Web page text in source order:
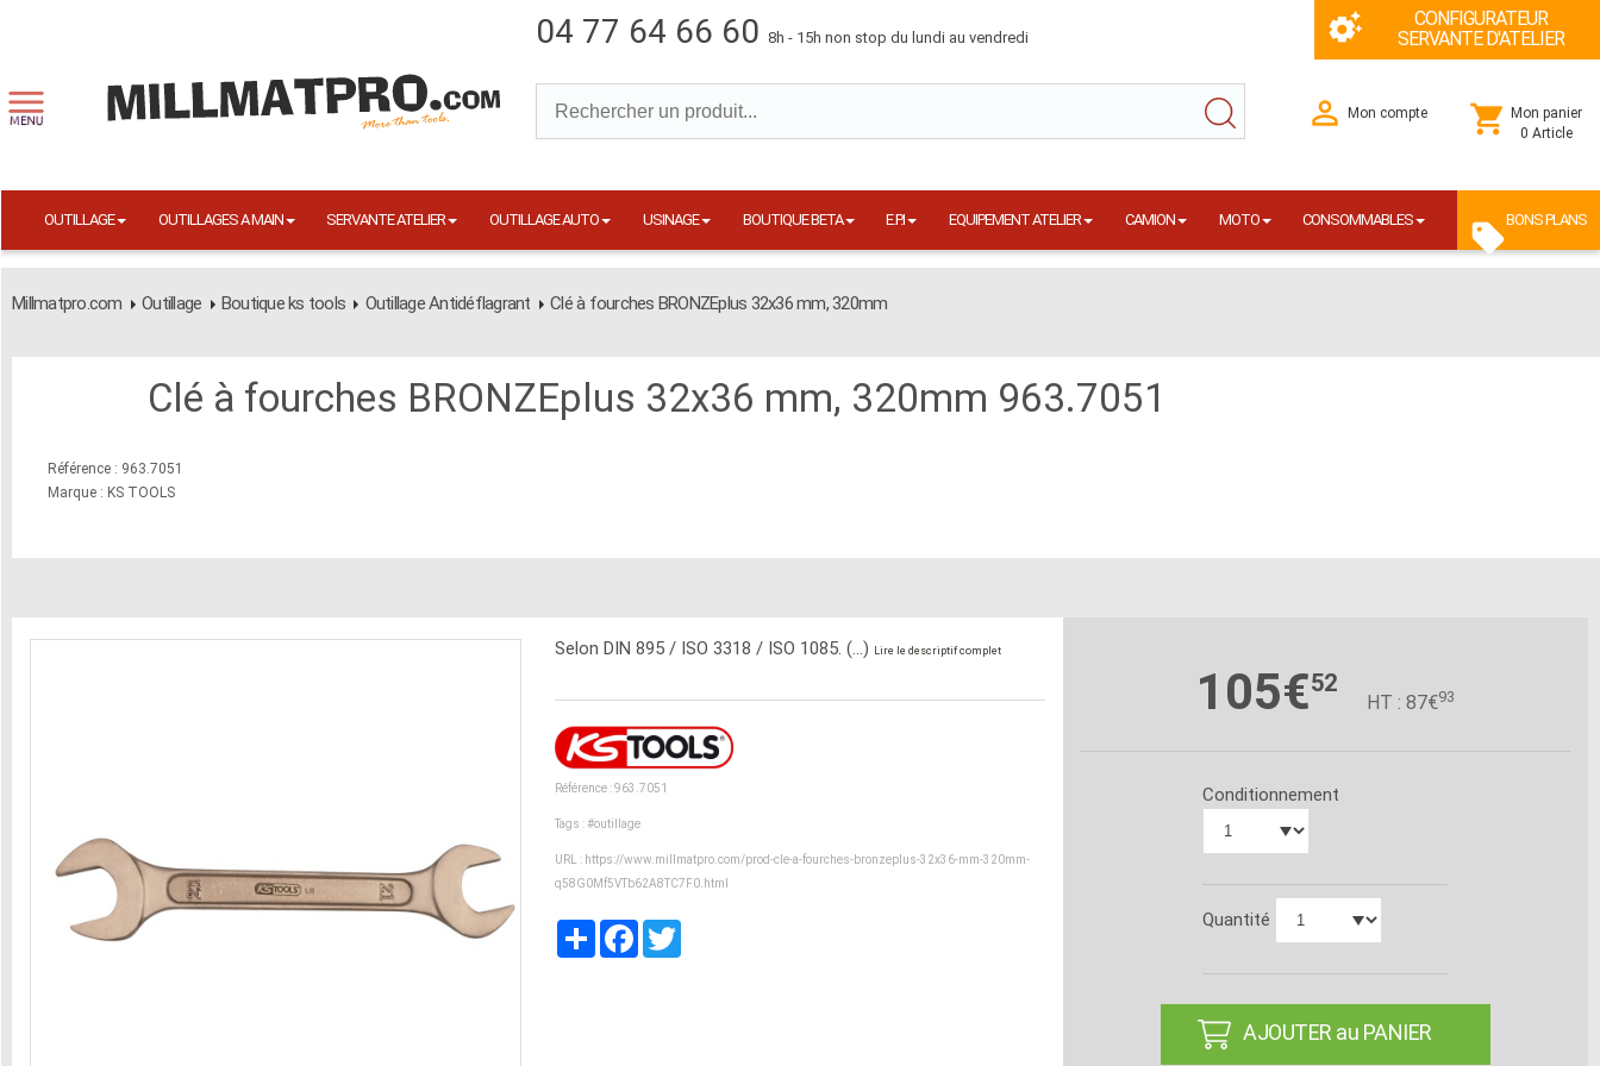
04 77 64 66 60 8h - 15h non stop du lundi au vendredi
CONFIGURATEUR
SERVANTE D'ATELIER
Mon compte
Mon panier
0 Article
OUTILLAGE OUTILLAGES A MAIN SERVANTE ATELIER OUTILLAGE AUTO USINAGE BOUTIQUE BETA E.P.I EQUIPEMENT ATELIER CAMION MOTO CONSOMMABLES BONS PLANS
Millmatpro.com Outillage Boutique ks tools Outillage Antidéflagrant Clé à fourches BRONZEplus 32x36 mm, 320mm
Clé à fourches BRONZEplus 32x36 mm, 320mm 963.7051
Référence : 963.7051
Marque : KS TOOLS
Selon DIN 895 / ISO 3318 / ISO 1085. (...) Lire le descriptif complet
Référence : 963.7051
Tags :#outillage
URL : https://www.millmatpro.com/prod-cle-a-fourches-bronzeplus-32x36-mm-320mm-
q58G0Mf5VTb62A8TC7F0.html
PartagerFacebook
105€52
HT : 87€93
Conditionnement
Quantité
AJOUTER au PANIER